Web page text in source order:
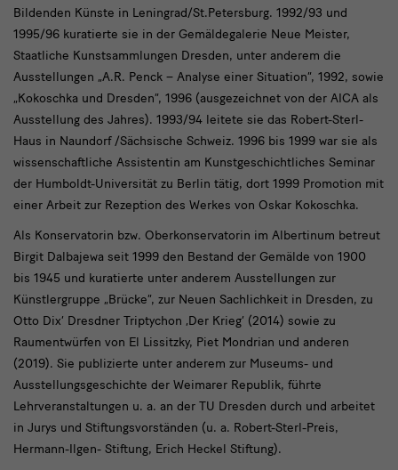
Bildenden Künste in Leningrad/St.Petersburg. 1992/93 und
1995/96 kuratierte sie in der Gemäldegalerie Neue Meister,
Staatliche Kunstsammlungen Dresden, unter anderem die
Ausstellungen „A.R. Penck – Analyse einer Situation“, 1992, sowie
„Kokoschka und Dresden“, 1996 (ausgezeichnet von der AICA als
Ausstellung des Jahres). 1993/94 leitete sie das Robert-Sterl-
Haus in Naundorf /Sächsische Schweiz. 1996 bis 1999 war sie als
wissenschaftliche Assistentin am Kunstgeschichtliches Seminar
der Humboldt-Universität zu Berlin tätig, dort 1999 Promotion mit
einer Arbeit zur Rezeption des Werkes von Oskar Kokoschka.
Als Konservatorin bzw. Oberkonservatorin im Albertinum betreut
Birgit Dalbajewa seit 1999 den Bestand der Gemälde von 1900
bis 1945 und kuratierte unter anderem Ausstellungen zur
Künstlergruppe „Brücke“, zur Neuen Sachlichkeit in Dresden, zu
Otto Dix‘ Dresdner Triptychon ‚Der Krieg‘ (2014) sowie zu
Raumentwürfen von El Lissitzky, Piet Mondrian und anderen
(2019). Sie publizierte unter anderem zur Museums- und
Ausstellungsgeschichte der Weimarer Republik, führte
Lehrveranstaltungen u. a. an der TU Dresden durch und arbeitet
in Jurys und Stiftungsvorständen (u. a. Robert-Sterl-Preis,
Hermann-Ilgen- Stiftung, Erich Heckel Stiftung).